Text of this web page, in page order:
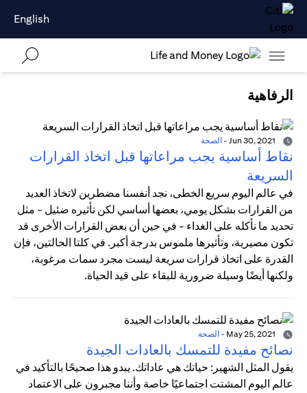
English
الرفاهية
- الصحة
نقاط أساسية يجب مراعاتها قبل اتخاذ القرارات
السريعة
في عالم اليوم سريع الخطى، نجد أنفسنا مضطرين لاتخاذ العديد
من القرارات بشكل يومي، بعضها أساسي لكن تأثيره ضئيل - مثل
تحديد ما نأكله على الغداء - في حين أن بعض القرارات الأخرى قد
تكون مصيرية، وتأثيرها ملموس بدرجة أكبر. في كلتا الحالتين، فإن
القدرة على اتخاذ قرارات سريعة ليست مجرد سمات مرغوبة،
ولكنها أيضًا وسيلة ضرورية للبقاء على قيد الحياة.
- الصحة
نصائح مفيدة للتمسك بالعادات الجيدة
يقول المثل الشهير: حياتك هي عاداتك. يبدو هذا صحيحًا بالتأكيد في
عالم اليوم المشتت اجتماعيًا خاصة وأننا مجبرون على الاعتماد